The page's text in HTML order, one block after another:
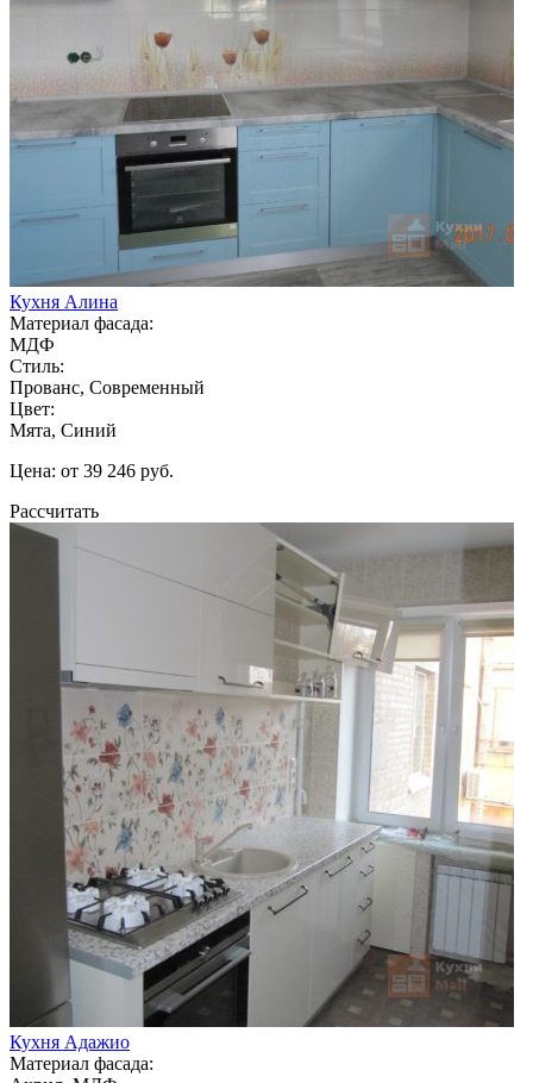
Кухня Алина
Материал фасада:
МДФ
Стиль:
Прованс, Современный
Цвет:
Мята, Синий
Цена: от 39 246 руб.
Рассчитать
Кухня Адажио
Материал фасада: